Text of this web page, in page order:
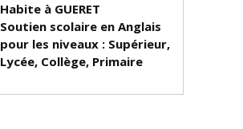
Habite à GUERET
Soutien scolaire en Anglais
pour les niveaux : Supérieur,
Lycée, Collège, Primaire